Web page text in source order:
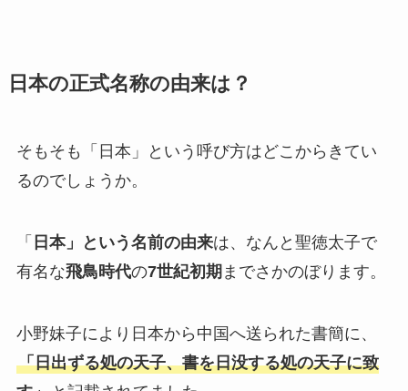
日本の正式名称の由来は？
そもそも「日本」という呼び方はどこからきてい
るのでしょうか。
「 日本」という名前の由来は、なんと聖徳太子で
有名な飛鳥時代の7世紀初期 までさかのぼります。
小野妹子により日本から中国へ送られた書簡に、
「日出ずる処の天子、書を日没する処の天子に致